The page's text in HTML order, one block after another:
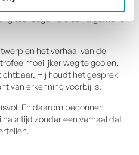
en het verhaal van de
moeilijker weg te gooien.
Hij houdt het gesprek
van erkenning voorbij is.
En daarom begonnen
altijd zonder een verhaal dat